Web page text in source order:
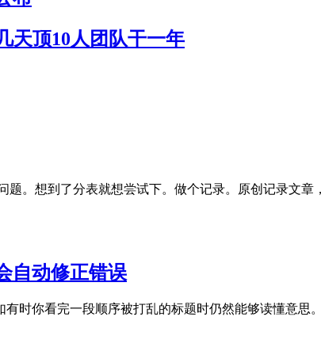
天顶10人团队干一年
题。想到了分表就想尝试下。做个记录。原创记录文章
自动修正错误
时你看完一段顺序被打乱的标题时仍然能够读懂意